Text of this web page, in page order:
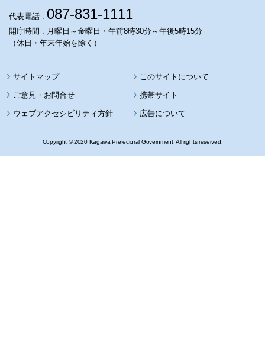
代表電話 : 087-831-1111
開庁時間 : 月曜日～金曜日・午前8時30分～午後5時15分
（休日・年末年始を除く）
サイトマップ このサイトについて
携帯サイト
ウェブアクセシビリティ方針 広告について
Copyright © 2020 Kagawa Prefectural Government. All rights reserved.